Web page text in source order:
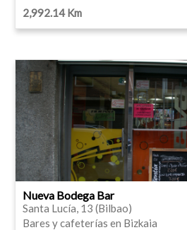
2,992.14 Km
Nueva Bodega Bar
Santa Lucía, 13 (Bilbao)
Bares y cafeterías en Bizkaia